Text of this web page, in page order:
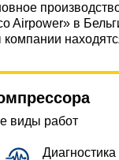
Airpower» в
виды работ